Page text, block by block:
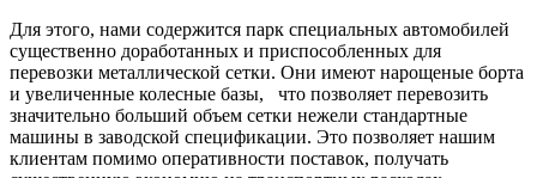
Для этого, нами содержится парк специальных автомобилей
существенно доработанных и приспособленных для
перевозки металлической сетки. Они имеют нарощеные борта
и увеличенные колесные базы, что позволяет перевозить
значительно больший объем сетки нежели стандартные
машины в заводской спецификации. Это позволяет нашим
клиентам помимо оперативности поставок, получать